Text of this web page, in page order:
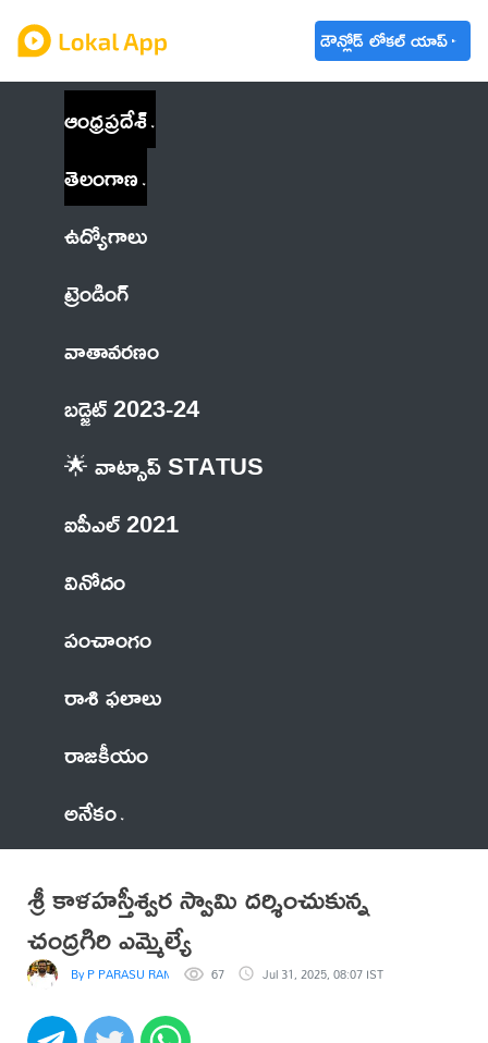
డౌన్లోడ్ లోకల్ యాప్
ఆంధ్రప్రదేశ్
తెలంగాణ
ఉద్యోగాలు
ట్రెండింగ్
వాతావరణం
బడ్జెట్ 2023-24
🌟 వాట్సాప్ STATUS
ఐపీఎల్ 2021
వినోదం
పంచాంగం
రాశి ఫలాలు
రాజకీయం
అనేకం
శ్రీ కాళహస్తీశ్వర స్వామి దర్శించుకున్న
చంద్రగిరి ఎమ్మెల్యే
By P PARASU RAM 67 Jul 31, 2025, 08:07 IST